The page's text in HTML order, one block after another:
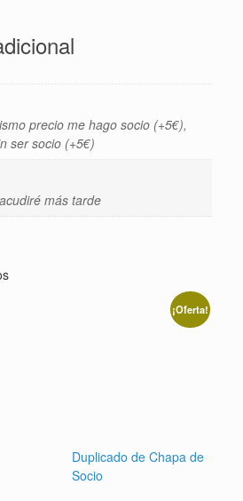
precio me hago socio (+5€),
ser socio (+5€)
más tarde
¡Oferta!
Duplicado de Chapa de
Socio